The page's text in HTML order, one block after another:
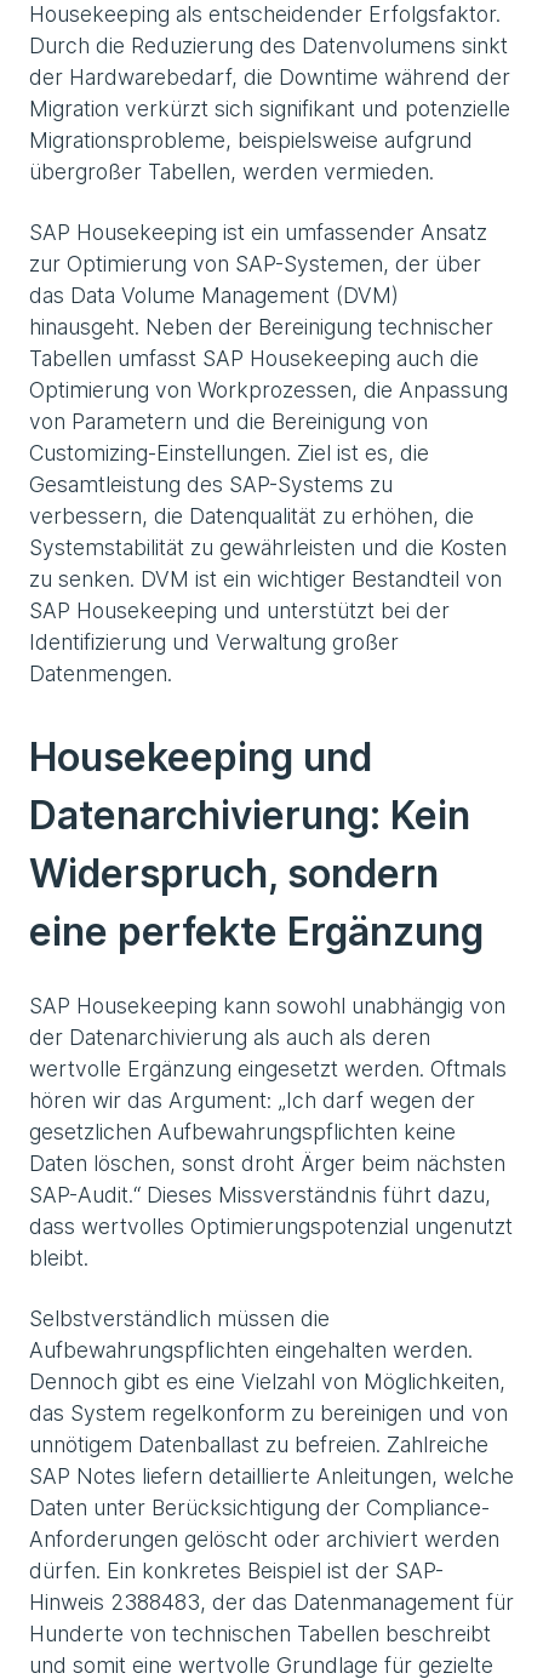
Housekeeping als entscheidender Erfolgsfaktor.
Durch die Reduzierung des Datenvolumens sinkt
der Hardwarebedarf, die Downtime während der
Migration verkürzt sich signifikant und potenzielle
Migrationsprobleme, beispielsweise aufgrund
übergroßer Tabellen, werden vermieden.
SAP Housekeeping ist ein umfassender Ansatz
zur Optimierung von SAP-Systemen, der über
das Data Volume Management (DVM)
hinausgeht. Neben der Bereinigung technischer
Tabellen umfasst SAP Housekeeping auch die
Optimierung von Workprozessen, die Anpassung
von Parametern und die Bereinigung von
Customizing-Einstellungen. Ziel ist es, die
Gesamtleistung des SAP-Systems zu
verbessern, die Datenqualität zu erhöhen, die
Systemstabilität zu gewährleisten und die Kosten
zu senken. DVM ist ein wichtiger Bestandteil von
SAP Housekeeping und unterstützt bei der
Identifizierung und Verwaltung großer
Datenmengen.
Housekeeping und
Datenarchivierung: Kein
Widerspruch, sondern
eine perfekte Ergänzung
SAP Housekeeping kann sowohl unabhängig von
der Datenarchivierung als auch als deren
wertvolle Ergänzung eingesetzt werden. Oftmals
hören wir das Argument: „Ich darf wegen der
gesetzlichen Aufbewahrungspflichten keine
Daten löschen, sonst droht Ärger beim nächsten
SAP-Audit.“ Dieses Missverständnis führt dazu,
dass wertvolles Optimierungspotenzial ungenutzt
bleibt.
Selbstverständlich müssen die
Aufbewahrungspflichten eingehalten werden.
Dennoch gibt es eine Vielzahl von Möglichkeiten,
das System regelkonform zu bereinigen und von
unnötigem Datenballast zu befreien. Zahlreiche
SAP Notes liefern detaillierte Anleitungen, welche
Daten unter Berücksichtigung der Compliance-
Anforderungen gelöscht oder archiviert werden
dürfen. Ein konkretes Beispiel ist der SAP-
Hinweis 2388483, der das Datenmanagement für
Hunderte von technischen Tabellen beschreibt
und somit eine wertvolle Grundlage für gezielte